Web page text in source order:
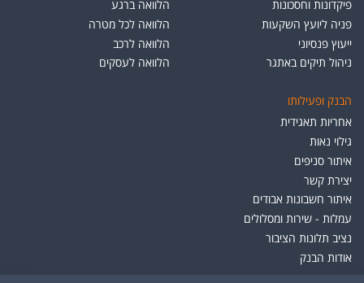
פיקדונות וחסכונות
פניה ליועץ השקעות
ייעוץ פנסיוני
ניהול תיקים באתגר
הלוואה ברגע
הלוואה לכל מטרה
הלוואה לרכב
הלוואה לעסקים
הבנק ופעילותו
אחריות תאגידית
גילוי נאות
איתור סניפים
יצירת קשר
איתור חשבונות אבודים
עמלות - שירות ומסלולים
נציב תלונות הציבור
אודות הבנק